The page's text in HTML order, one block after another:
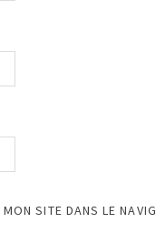
SITE DANS LE